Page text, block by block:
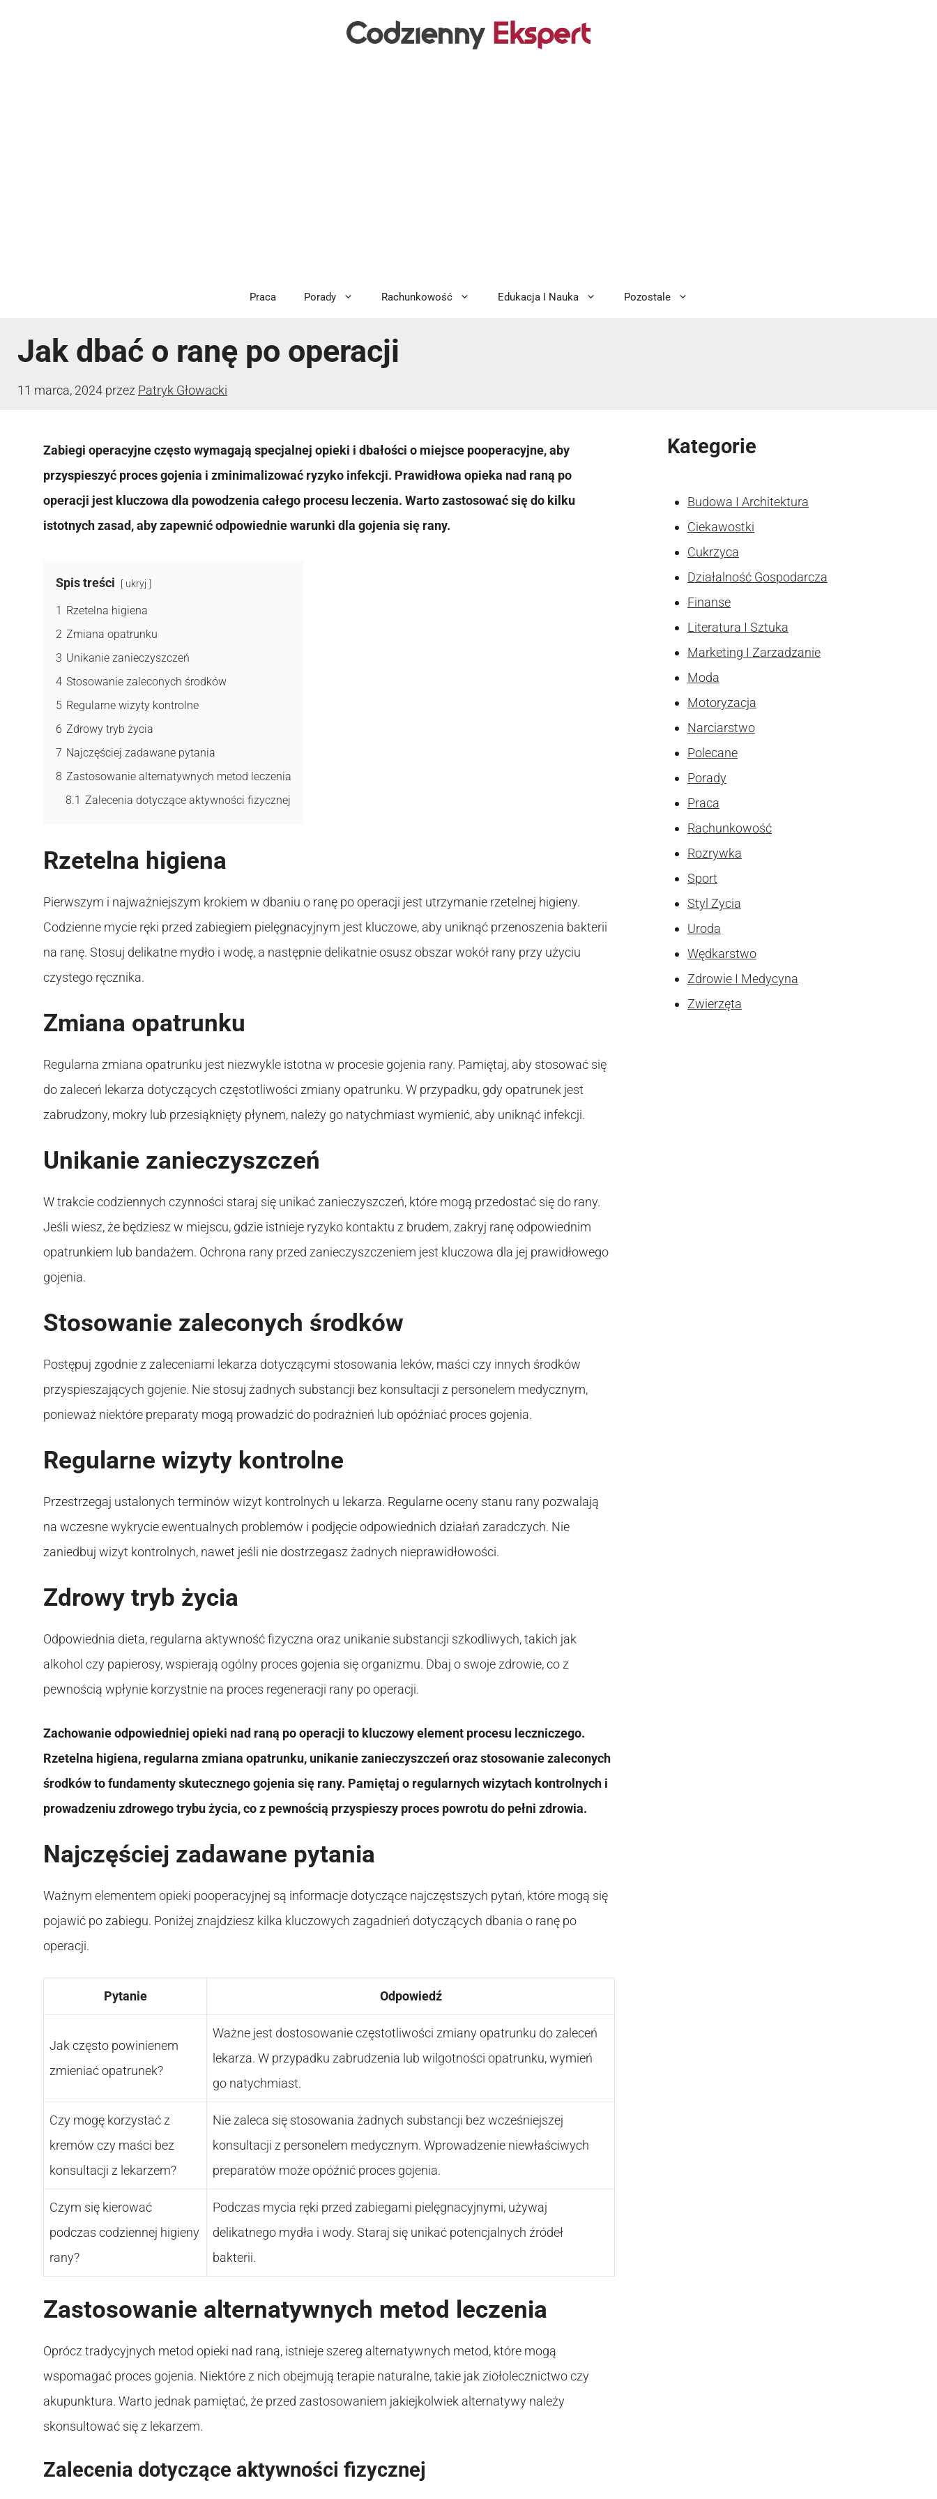
Praca Porady Rachunkowość Edukacja I Nauka Pozostale
Jak dbać o ranę po operacji
11 marca, 2024 przez Patryk Głowacki
Zabiegi operacyjne często wymagają specjalnej opieki i dbałości o miejsce pooperacyjne, aby
przyspieszyć proces gojenia i zminimalizować ryzyko infekcji. Prawidłowa opieka nad raną po
operacji jest kluczowa dla powodzenia całego procesu leczenia. Warto zastosować się do kilku
istotnych zasad, aby zapewnić odpowiednie warunki dla gojenia się rany.
Spis treści ukryj
1 Rzetelna higiena
2 Zmiana opatrunku
3 Unikanie zanieczyszczeń
4 Stosowanie zaleconych środków
5 Regularne wizyty kontrolne
6 Zdrowy tryb życia
7 Najczęściej zadawane pytania
8 Zastosowanie alternatywnych metod leczenia
8.1 Zalecenia dotyczące aktywności fizycznej
Rzetelna higiena
Pierwszym i najważniejszym krokiem w dbaniu o ranę po operacji jest utrzymanie rzetelnej higieny.
Codzienne mycie ręki przed zabiegiem pielęgnacyjnym jest kluczowe, aby uniknąć przenoszenia bakterii
na ranę. Stosuj delikatne mydło i wodę, a następnie delikatnie osusz obszar wokół rany przy użyciu
czystego ręcznika.
Zmiana opatrunku
Regularna zmiana opatrunku jest niezwykle istotna w procesie gojenia rany. Pamiętaj, aby stosować się
do zaleceń lekarza dotyczących częstotliwości zmiany opatrunku. W przypadku, gdy opatrunek jest
zabrudzony, mokry lub przesiąknięty płynem, należy go natychmiast wymienić, aby uniknąć infekcji.
Unikanie zanieczyszczeń
W trakcie codziennych czynności staraj się unikać zanieczyszczeń, które mogą przedostać się do rany.
Jeśli wiesz, że będziesz w miejscu, gdzie istnieje ryzyko kontaktu z brudem, zakryj ranę odpowiednim
opatrunkiem lub bandażem. Ochrona rany przed zanieczyszczeniem jest kluczowa dla jej prawidłowego
gojenia.
Stosowanie zaleconych środków
Postępuj zgodnie z zaleceniami lekarza dotyczącymi stosowania leków, maści czy innych środków
przyspieszających gojenie. Nie stosuj żadnych substancji bez konsultacji z personelem medycznym,
ponieważ niektóre preparaty mogą prowadzić do podrażnień lub opóźniać proces gojenia.
Regularne wizyty kontrolne
Przestrzegaj ustalonych terminów wizyt kontrolnych u lekarza. Regularne oceny stanu rany pozwalają
na wczesne wykrycie ewentualnych problemów i podjęcie odpowiednich działań zaradczych. Nie
zaniedbuj wizyt kontrolnych, nawet jeśli nie dostrzegasz żadnych nieprawidłowości.
Zdrowy tryb życia
Odpowiednia dieta, regularna aktywność fizyczna oraz unikanie substancji szkodliwych, takich jak
alkohol czy papierosy, wspierają ogólny proces gojenia się organizmu. Dbaj o swoje zdrowie, co z
pewnością wpłynie korzystnie na proces regeneracji rany po operacji.
Zachowanie odpowiedniej opieki nad raną po operacji to kluczowy element procesu leczniczego.
Rzetelna higiena, regularna zmiana opatrunku, unikanie zanieczyszczeń oraz stosowanie zaleconych
środków to fundamenty skutecznego gojenia się rany. Pamiętaj o regularnych wizytach kontrolnych i
prowadzeniu zdrowego trybu życia, co z pewnością przyspieszy proces powrotu do pełni zdrowia.
Najczęściej zadawane pytania
Ważnym elementem opieki pooperacyjnej są informacje dotyczące najczęstszych pytań, które mogą się
pojawić po zabiegu. Poniżej znajdziesz kilka kluczowych zagadnień dotyczących dbania o ranę po
operacji.
Pytanie Odpowiedź
Jak często powinienem
zmieniać opatrunek?
Ważne jest dostosowanie częstotliwości zmiany opatrunku do zaleceń
lekarza. W przypadku zabrudzenia lub wilgotności opatrunku, wymień
go natychmiast.
Czy mogę korzystać z
kremów czy maści bez
konsultacji z lekarzem?
Nie zaleca się stosowania żadnych substancji bez wcześniejszej
konsultacji z personelem medycznym. Wprowadzenie niewłaściwych
preparatów może opóźnić proces gojenia.
Czym się kierować
podczas codziennej higieny
rany?
Podczas mycia ręki przed zabiegami pielęgnacyjnymi, używaj
delikatnego mydła i wody. Staraj się unikać potencjalnych źródeł
bakterii.
Zastosowanie alternatywnych metod leczenia
Oprócz tradycyjnych metod opieki nad raną, istnieje szereg alternatywnych metod, które mogą
wspomagać proces gojenia. Niektóre z nich obejmują terapie naturalne, takie jak ziołolecznictwo czy
akupunktura. Warto jednak pamiętać, że przed zastosowaniem jakiejkolwiek alternatywy należy
skonsultować się z lekarzem.
Zalecenia dotyczące aktywności fizycznej
Kategorie
Budowa I Architektura
Ciekawostki
Cukrzyca
Działalność Gospodarcza
Finanse
Literatura I Sztuka
Marketing I Zarzadzanie
Moda
Motoryzacja
Narciarstwo
Polecane
Porady
Praca
Rachunkowość
Rozrywka
Sport
Styl Zycia
Uroda
Wędkarstwo
Zdrowie I Medycyna
Zwierzęta